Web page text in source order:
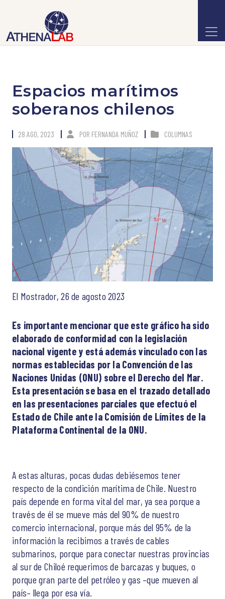
Espacios marítimos
soberanos chilenos
28 AGO, 2023 POR FERNANDA MUÑOZ COLUMNAS
El Mostrador, 26 de agosto 2023
Es importante mencionar que este gráfico ha sido
elaborado de conformidad con la legislación
nacional vigente y está además vinculado con las
normas establecidas por la Convención de las
Naciones Unidas (ONU) sobre el Derecho del Mar.
Esta presentación se basa en el trazado detallado
en las presentaciones parciales que efectuó el
Estado de Chile ante la Comisión de Límites de la
Plataforma Continental de la ONU.
A estas alturas, pocas dudas debiésemos tener
respecto de la condición marítima de Chile. Nuestro
país depende en forma vital del mar, ya sea porque a
través de él se mueve más del 90% de nuestro
comercio internacional, porque más del 95% de la
información la recibimos a través de cables
submarinos, porque para conectar nuestras provincias
al sur de Chiloé requerimos de barcazas y buques, o
porque gran parte del petróleo y gas –que mueven al
país– llega por esa vía.